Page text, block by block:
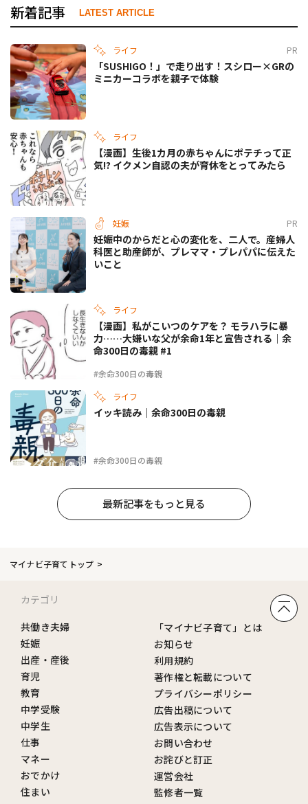
新着記事 LATEST ARTICLE
ライフ PR
「SUSHIGO！」で走り出す！スシロー×GRの
ミニカーコラボを親子で体験
ライフ
【漫画】生後1カ月の赤ちゃんにポテチって正
気!? イクメン自認の夫が育休をとってみたら
妊娠 PR
妊娠中のからだと心の変化を、二人で。産婦人
科医と助産師が、プレママ・プレパパに伝えた
いこと
ライフ
#余命300日の毒親
【漫画】私がこいつのケアを？ モラハラに暴
力……大嫌いな父が余命1年と宣告される｜余
命300日の毒親 #1
ライフ
#余命300日の毒親
イッキ読み｜余命300日の毒親
最新記事をもっと見る
マイナビ子育てトップ
カテゴリ
共働き夫婦
妊娠
出産・産後
育児
教育
中学受験
中学生
仕事
マネー
おでかけ
住まい
「マイナビ子育て」とは
お知らせ
利用規約
著作権と転載について
プライバシーポリシー
広告出稿について
広告表示について
お問い合わせ
お詫びと訂正
運営会社
監修者一覧